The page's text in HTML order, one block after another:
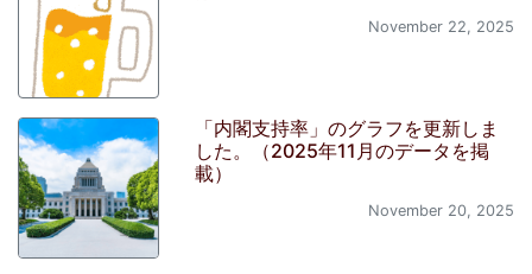
November 22, 2025
「内閣支持率」のグラフを更新しま
した。（2025年11月のデータを掲
載）
November 20, 2025